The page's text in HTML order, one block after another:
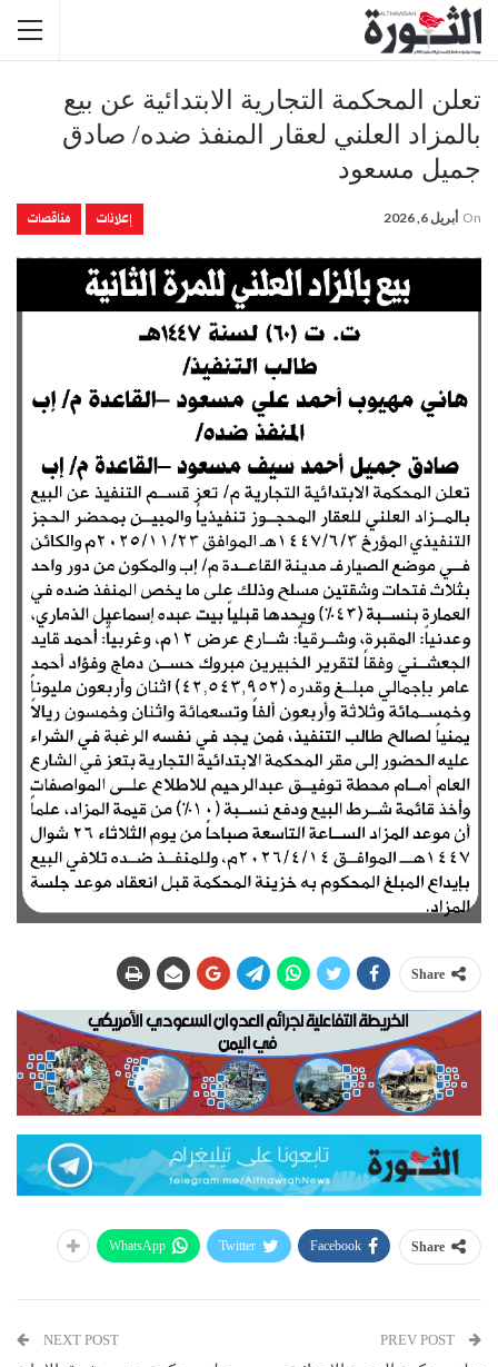
تعلن المحكمة التجارية الابتدائية عن بيع
بالمزاد العلني لعقار المنفذ ضده/ صادق
جميل مسعود
إعلانات مناقصات On أبريل 6, 2026
Share
Share
Facebook
Twitter
WhatsApp
NEXT POST